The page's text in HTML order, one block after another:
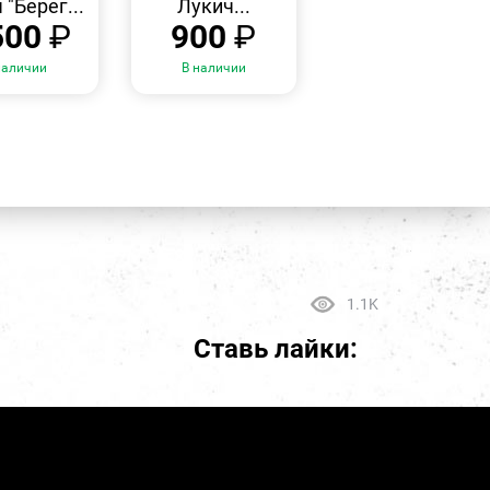
"Берег...
₽
Лукич...
900₽
В наличии
1.1K
Ставь лайки: